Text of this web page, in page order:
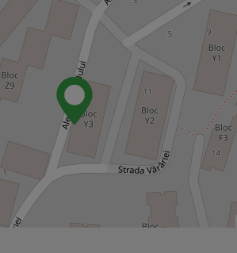
contactati-ne la numarul de
ne contactati sau va asteptam la
imobiliara profesionista, care
in cautarea unei proprietati, noi